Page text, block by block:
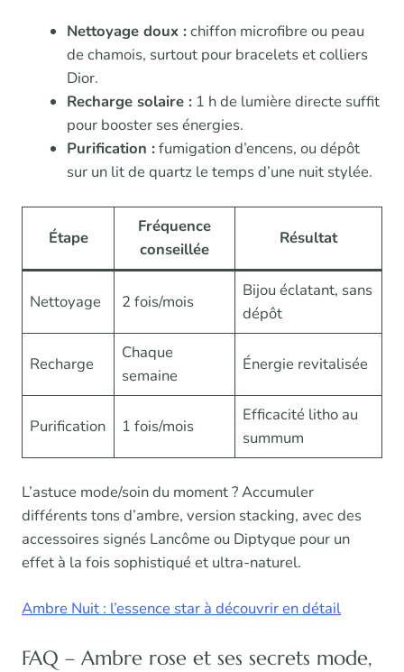
Nettoyage doux :chiffon microfibre ou peau
de chamois, surtout pour bracelets et colliers
Dior.
Recharge solaire :1 h de lumière directe suffit
pour booster ses énergies.
Purification :fumigation d’encens, ou dépôt
sur un lit de quartz le temps d’une nuit stylée.
Étape
Fréquence
conseillée
Résultat
Nettoyage 2 fois/mois
Bijou éclatant, sans
dépôt
Recharge
Chaque
semaine
Énergie revitalisée
Purification 1 fois/mois
Efficacité litho au
summum
L’astuce mode/soin du moment ? Accumuler
différents tons d’ambre, version stacking, avec des
accessoires signés Lancôme ou Diptyque pour un
effet à la fois sophistiqué et ultra-naturel.
Ambre Nuit : l’essence star à découvrir en détail
FAQ – Ambre rose et ses secrets mode,